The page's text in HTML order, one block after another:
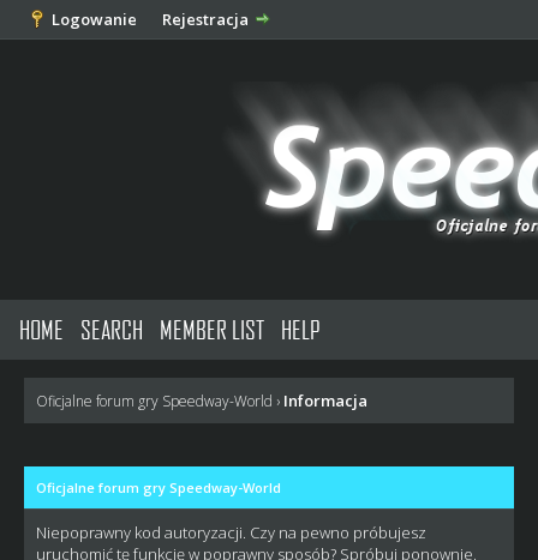
Logowanie Rejestracja
HOME SEARCH MEMBER LIST HELP
Oficjalne forum gry Speedway-World › Informacja
Oficjalne forum gry Speedway-World
Niepoprawny kod autoryzacji. Czy na pewno próbujesz
uruchomić tę funkcję w poprawny sposób? Spróbuj ponownie.